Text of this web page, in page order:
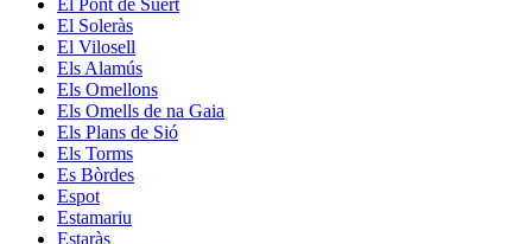
El Soleràs
El Vilosell
Els Alamús
Els Omellons
Els Omells de na Gaia
Els Plans de Sió
Els Torms
Es Bòrdes
Espot
Estamariu
Estaràs